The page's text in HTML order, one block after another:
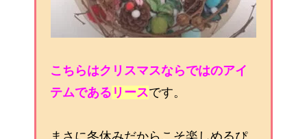
こちらはクリスマスならではのアイ
テムである リースです。
まさに冬休みだからこそ楽しめるぴ